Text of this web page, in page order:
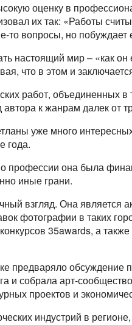
оценку в
их так: «Работы
то вопросы, но побуждает
настоящий мир – «как
что в этом и
работ, объединенных
к жанрам далек от
уже много
года.
профессии она была
иные грани.
взгляд. Она является
фотографии в таких
35awards, а
предваряло обсуждение
и собрала арт-
проектов и
индустрий в